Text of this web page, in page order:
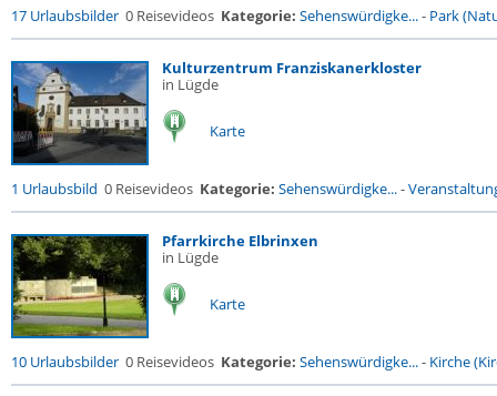
17 Urlaubsbilder 0 Reisevideos Kategorie: Sehenswürdigke...- Park
Kulturzentrum Franziskanerkloster
in Lügde
Karte
1 Urlaubsbild 0 Reisevideos Kategorie: Sehenswürdigke...-
Pfarrkirche Elbrinxen
in Lügde
Karte
10 Urlaubsbilder 0 Reisevideos Kategorie: Sehenswürdigke...- Kirche